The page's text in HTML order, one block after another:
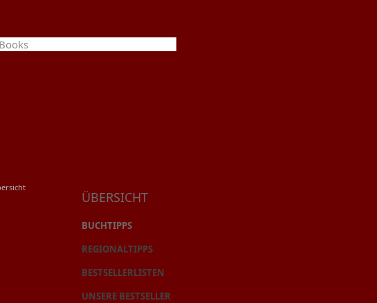
ÜBERSICHT
BUCHTIPPS
REGIONALTIPPS
BESTSELLERLISTEN
UNSERE BESTSELLER